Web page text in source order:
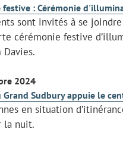
festive : Cérémonie
sont invités à se
cérémonie festive
Davies.
2024
Grand Sudbury appuie le
en situation
la nuit.